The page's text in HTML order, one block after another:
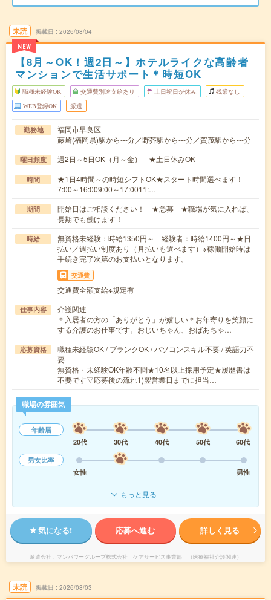
未読
NEW
掲載日 2026/08/04
【8月～OK！週2日～】ホテルライクな高齢者
マンションで生活サポート＊時短OK
職種未経験OK 交通費別途支給あり 土日祝日が休み 残業なし
WEB登録OK 派遣
勤務地
福岡市早良区
藤崎(福岡県)駅から---分／野芥駅から---分／賀茂駅から---分
曜日頻度 週2日～5日OK（月～金） ★土日休みOK
時間
★1日4時間～の時短シフトOK★スタート時間選べます！
7:00～16:009:00～17:0011:…
期間
開始日はご相談ください！ ★急募 ★職場が気に入れば、
長期でも働けます！
時給
無資格未経験：時給1350円～ 経験者：時給1400円～★日
払い／週払い制度あり（月払いも選べます）※稼働開始時は
手続き完了次第のお支払いとなります。
交通費
交通費全額支給※規定有
仕事内容
介護関連
＊入居者の方の「ありがとう」が嬉しい＊お年寄りを笑顔に
する介護のお仕事です。おじいちゃん、おばあちゃ…
応募資格
職種未経験OK / ブランクOK / パソコンスキル不要 / 英語力不
要
無資格・未経験OK年齢不問★10名以上採用予定★履歴書は
不要です▽応募後の流れ1)翌営業日までに担当…
職場の雰囲気
年齢層
20代
30代 40代 50代
60代
男女比率
女性
男性
もっと見る
気になる! 応募へ進む 詳しく見る
派遣会社 マンパワーグループ株式会社 ケアサービス事業部 （医療福祉介護関連）
未読 掲載日 2026/08/03